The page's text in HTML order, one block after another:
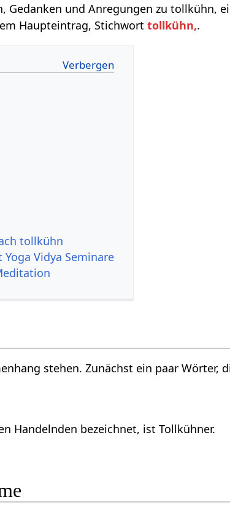
und Anregungen zu tollkühn,
Haupteintrag, Stichworttollkühn,.
tollkühn
Vidya Seminare
stehen. Zunächst ein paar Wörter,
Handelnden bezeichnet, ist Tollkühner.